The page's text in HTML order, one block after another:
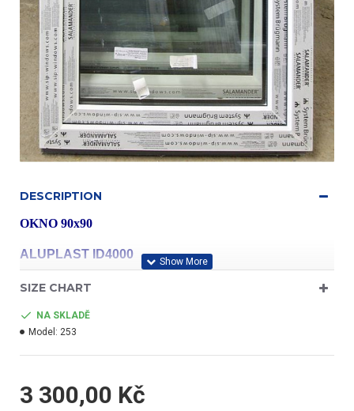
DESCRIPTION
OKNO 90x90
ALUPLAST ID4000
profil třídy "A"
- jednokřídlé
SIZE CHART
NA SKLADĚ
Model: 253
3 300,00 Kč